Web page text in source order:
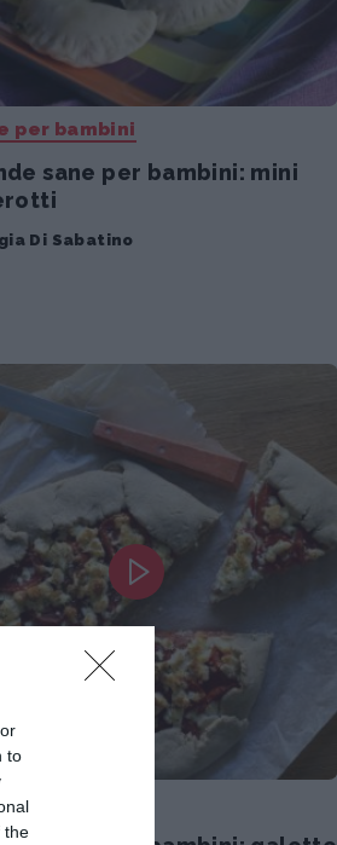
to
the
per bambini
sane per bambini: mini
Di Sabatino
per bambini